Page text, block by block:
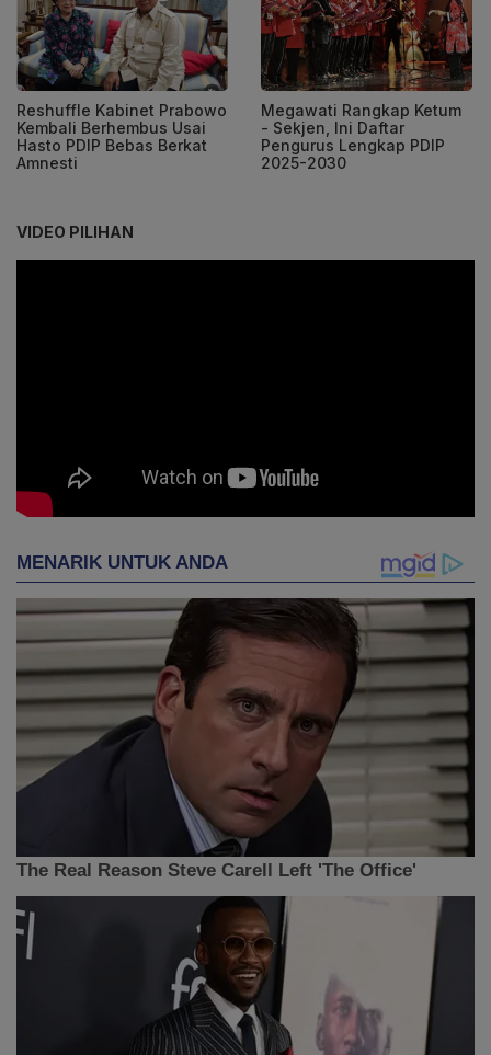
Reshuffle Kabinet Prabowo
Kembali Berhembus Usai
Hasto PDIP Bebas Berkat
Amnesti
Megawati Rangkap Ketum
- Sekjen, Ini Daftar
Pengurus Lengkap PDIP
2025-2030
VIDEO PILIHAN